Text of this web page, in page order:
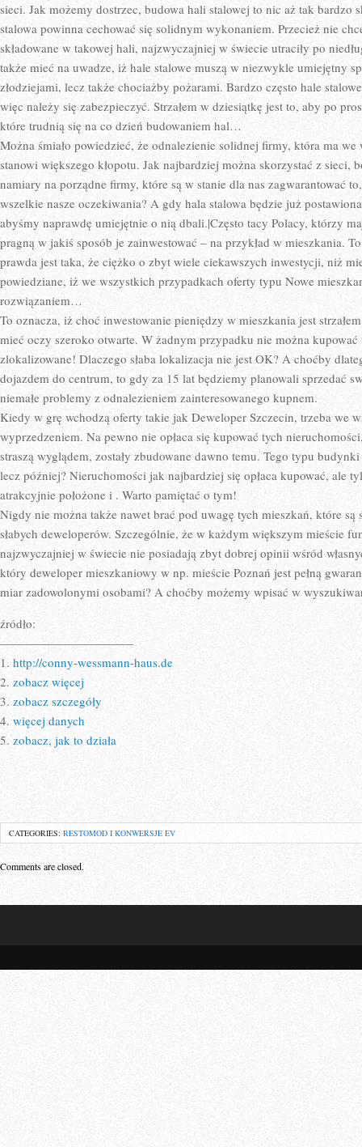
sieci. Jak możemy dostrzec, budowa hali stalowej to nic aż tak bardzo
stalowa powinna cechować się solidnym wykonaniem. Przecież nie
składowane w takowej hali, najzwyczajniej w świecie utraciły po
także mieć na uwadze, iż hale stalowe muszą w niezwykle umiejętny
złodziejami, lecz także chociażby pożarami. Bardzo często hale
więc należy się zabezpieczyć. Strzałem w dziesiątkę jest to, aby po
które trudnią się na co dzień budowaniem hal…
Można śmiało powiedzieć, że odnalezienie solidnej firmy, która ma we
stanowi większego kłopotu. Jak najbardziej można skorzystać z
namiary na porządne firmy, które są w stanie dla nas zagwarantować
wszelkie nasze oczekiwania? A gdy hala stalowa będzie już
abyśmy naprawdę umiejętnie o nią dbali.|Często tacy Polacy, którzy
pragną w jakiś sposób je zainwestować – na przykład w mieszkania.
prawda jest taka, że ciężko o zbyt wiele ciekawszych inwestycji, niż
powiedziane, iż we wszystkich przypadkach oferty typu Nowe
rozwiązaniem…
To oznacza, iż choć inwestowanie pieniędzy w mieszkania jest
mieć oczy szeroko otwarte. W żadnym przypadku nie można
zlokalizowane! Dlaczego słaba lokalizacja nie jest OK? A choćby
dojazdem do centrum, to gdy za 15 lat będziemy planowali sprzedać
niemałe problemy z odnalezieniem zainteresowanego kupnem.
Kiedy w grę wchodzą oferty takie jak Deweloper Szczecin, trzeba we
wyprzedzeniem. Na pewno nie opłaca się kupować tych
straszą wyglądem, zostały zbudowane dawno temu. Tego typu
lecz później? Nieruchomości jak najbardziej się opłaca kupować, ale
atrakcyjnie położone i . Warto pamiętać o tym!
Nigdy nie można także nawet brać pod uwagę tych mieszkań, które są
słabych deweloperów. Szczególnie, że w każdym większym mieście
najzwyczajniej w świecie nie posiadają zbyt dobrej opinii wśród
który deweloper mieszkaniowy w np. mieście Poznań jest pełną
miar zadowolonymi osobami? A choćby możemy wpisać w
źródło:
———————————
1. http://conny-wessmann-haus.de
2. zobacz więcej
3. zobacz szczegóły
4. więcej danych
5. zobacz, jak to działa
CATEGORIES: RESTOMOD I KONWERSJE EV
Comments are closed.